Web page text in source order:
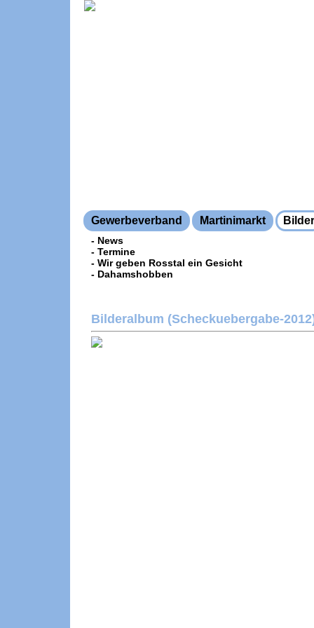
Gewerbeverband Martinimarkt Bilder
- News
- Termine
- Wir geben Rosstal ein Gesicht
- Dahamshobben
Bilderalbum (Scheckuebergabe-